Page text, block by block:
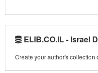
ELIB.CO.IL - Israel
Create your author's